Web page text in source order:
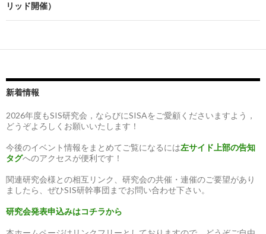
リッド開催）
新着情報
2026年度もSIS研究会，ならびにSISAをご愛顧くださいますよう，
どうぞよろしくお願いいたします！
今後のイベント情報をまとめてご覧になるには左サイド上部の告知
タグへのアクセスが便利です！
関連研究会様との相互リンク、研究会の共催・連催のご要望があり
ましたら、ぜひSIS研幹事団までお問い合わせ下さい。
研究会発表申込みはコチラから